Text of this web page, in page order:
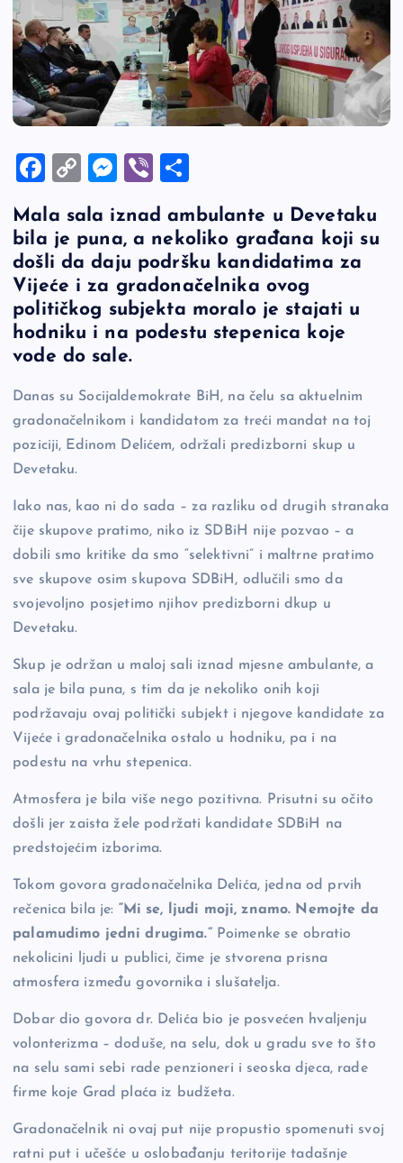
F
c
e
b
o
o
k
C
p
y
Li
n
k
M
se
n
g
er
Vi
er ar
e
Mala sala iznad ambulante u Devetaku
bila je puna, a nekoliko građana koji su
došli da daju podršku kandidatima za
Vijeće i za gradonačelnika ovog
političkog subjekta moralo je stajati u
hodniku i na podestu stepenica koje
vode do sale.
Danas su Socijaldemokrate BiH, na čelu sa aktuelnim
gradonačelnikom i kandidatom za treći mandat na toj
poziciji, Edinom Delićem, održali predizborni skup u
Devetaku.
Iako nas, kao ni do sada – za razliku od drugih stranaka
čije skupove pratimo, niko iz SDBiH nije pozvao – a
dobili smo kritike da smo “selektivni” i maltrne pratimo
sve skupove osim skupova SDBiH, odlučili smo da
svojevoljno posjetimo njihov predizborni dkup u
Devetaku.
Skup je održan u maloj sali iznad mjesne ambulante, a
sala je bila puna, s tim da je nekoliko onih koji
podržavaju ovaj politički subjekt i njegove kandidate za
Vijeće i gradonačelnika ostalo u hodniku, pa i na
podestu na vrhu stepenica.
Atmosfera je bila više nego pozitivna. Prisutni su očito
došli jer zaista žele podržati kandidate SDBiH na
predstojećim izborima.
Tokom govora gradonačelnika Delića, jedna od prvih
rečenica bila je: “Mi se, ljudi moji, znamo. Nemojte da
palamudimo jedni drugima.”Poimenke se obratio
nekolicini ljudi u publici, čime je stvorena prisna
atmosfera između govornika i slušatelja.
Dobar dio govora dr. Delića bio je posvećen hvaljenju
volonterizma – doduše, na selu, dok u gradu sve to što
na selu sami sebi rade penzioneri i seoska djeca, rade
firme koje Grad plaća iz budžeta.
Gradonačelnik ni ovaj put nije propustio spomenuti svoj
ratni put i učešće u oslobađanju teritorije tadašnje